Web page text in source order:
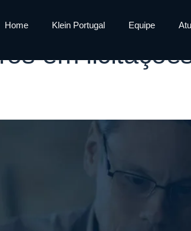
Home Klein Portugal Equipe
em